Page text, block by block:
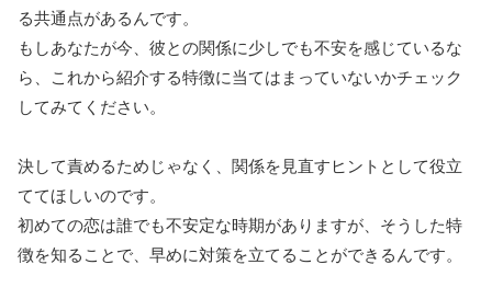
る共通点があるんです。
もしあなたが今、彼との関係に少しでも不安を感じているな
ら、これから紹介する特徴に当てはまっていないかチェック
してみてください。
決して責めるためじゃなく、関係を見直すヒントとして役立
ててほしいのです。
初めての恋は誰でも不安定な時期がありますが、そうした特
徴を知ることで、早めに対策を立てることができるんです。